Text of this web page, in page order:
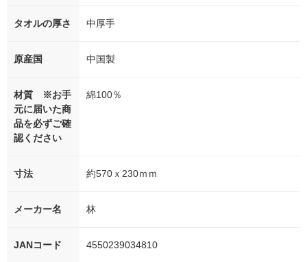
タオルの厚さ 中厚手
原産国 中国製
材質 ※お手
元に届いた商
品を必ずご確
認ください
綿100％
寸法 約570ｘ230ｍｍ
メーカー名 林
JANコード 4550239034810